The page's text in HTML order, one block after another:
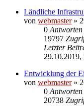
Ländliche
von webmaster»
0 Antworten
19797
Letzter
29.10.2019,
Entwicklung der
von webmaster»
0 Antworten
20738